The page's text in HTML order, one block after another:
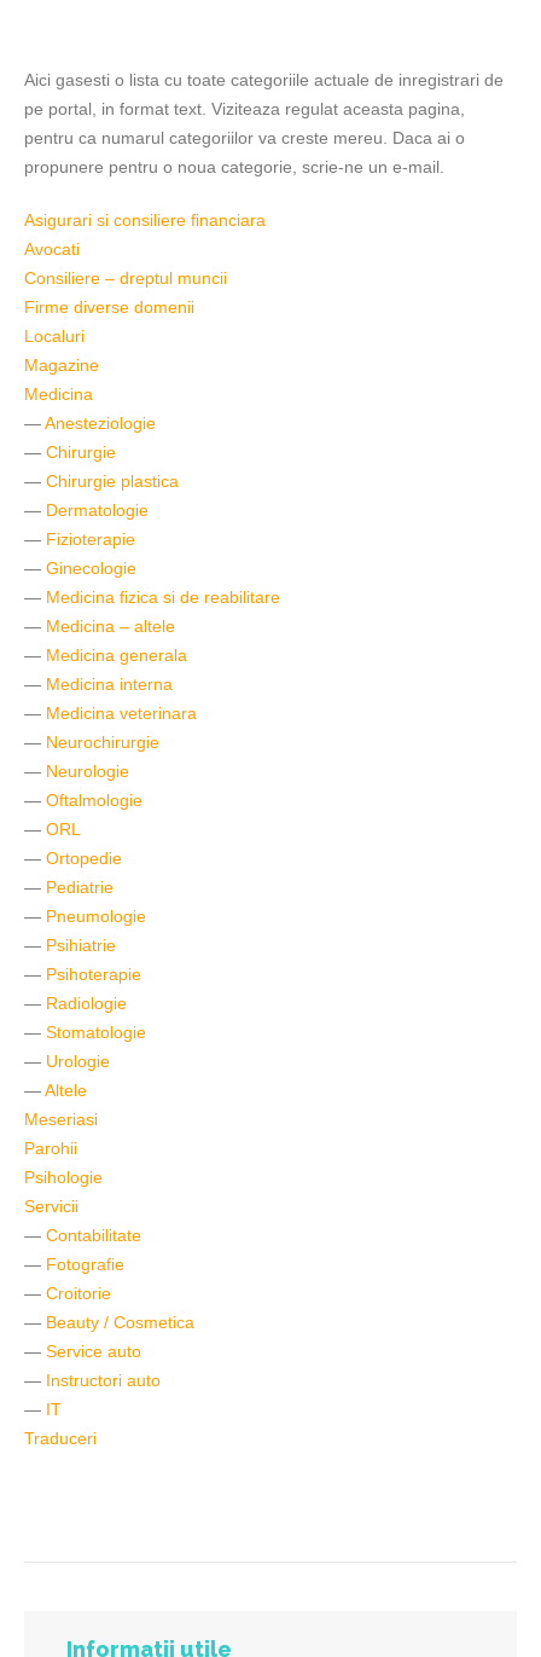
Aici gasesti o lista cu toate categoriile actuale de inregistrari de
pe portal, in format text. Viziteaza regulat aceasta pagina,
pentru ca numarul categoriilor va creste mereu. Daca ai o
propunere pentru o noua categorie, scrie-ne un e-mail.
Asigurari si consiliere financiara
Avocati
Consiliere – dreptul muncii
Firme diverse domenii
Localuri
Magazine
Medicina
—Anesteziologie
— Chirurgie
— Chirurgie plastica
— Dermatologie
— Fizioterapie
— Ginecologie
— Medicina fizica si de reabilitare
— Medicina – altele
— Medicina generala
— Medicina interna
— Medicina veterinara
— Neurochirurgie
— Neurologie
— Oftalmologie
— ORL
— Ortopedie
— Pediatrie
— Pneumologie
— Psihiatrie
— Psihoterapie
— Radiologie
— Stomatologie
— Urologie
—Altele
Meseriasi
Parohii
Psihologie
Servicii
— Contabilitate
— Fotografie
— Croitorie
— Beauty / Cosmetica
— Service auto
— Instructori auto
— IT
Traduceri
Informatii utile